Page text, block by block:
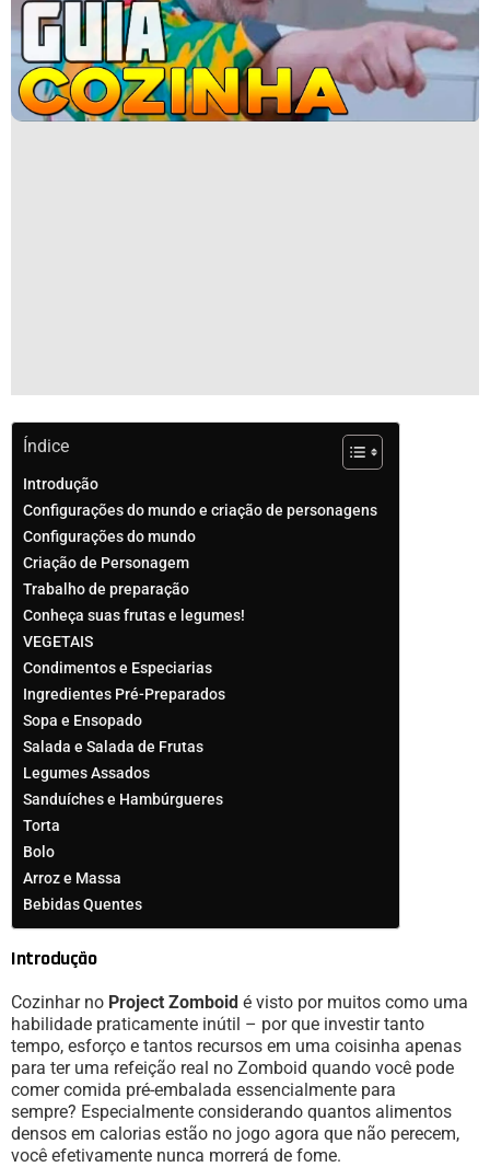
Índice
Introdução
Configurações do mundo e criação de personagens
Configurações do mundo
Criação de Personagem
Trabalho de preparação
Conheça suas frutas e legumes!
VEGETAIS
Condimentos e Especiarias
Ingredientes Pré-Preparados
Sopa e Ensopado
Salada e Salada de Frutas
Legumes Assados
Sanduíches e Hambúrgueres
Torta
Bolo
Arroz e Massa
Bebidas Quentes
Introdução
Cozinhar no Project Zomboid é visto por muitos como uma
habilidade praticamente inútil – por que investir tanto
tempo, esforço e tantos recursos em uma coisinha apenas
para ter uma refeição real no Zomboid quando você pode
comer comida pré-embalada essencialmente para
sempre? Especialmente considerando quantos alimentos
densos em calorias estão no jogo agora que não perecem,
você efetivamente nunca morrerá de fome.